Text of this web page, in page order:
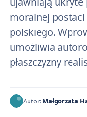
moralnej
polskiego.
umożliwia
płaszczyzny
Autor: Małgorzata